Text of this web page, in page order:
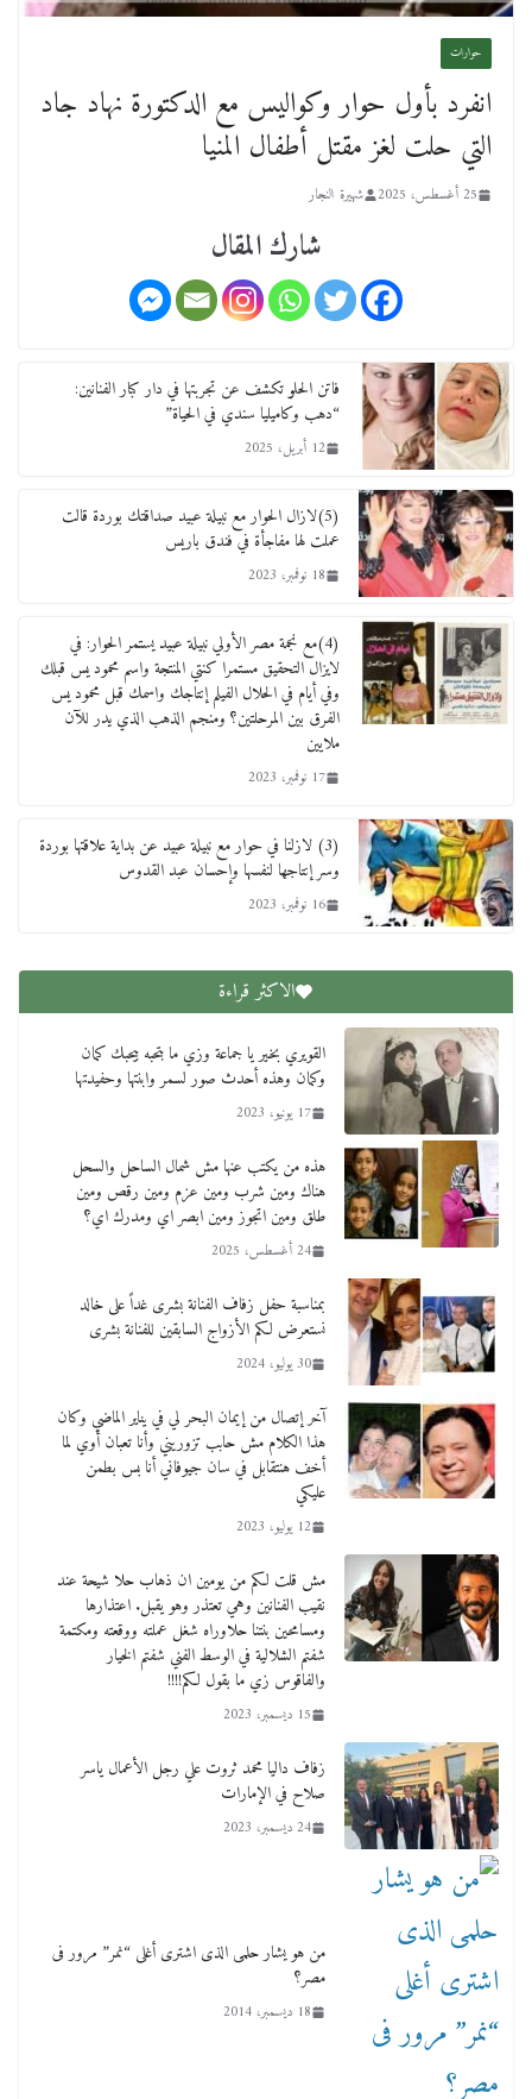
حوارات
انفرد بأول حوار وكواليس مع الدكتورة نهاد جاد
التي حلت لغز مقتل أطفال المنيا
25 أغسطس، 2025 شهيرة النجار
شارك المقال
فاتن الحلو تكشف عن تجربتها في دار كبار الفنانين:
“دهب وكاميليا سندي في الحياة”
12 أبريل، 2025
(5)لازال الحوار مع نبيلة عبيد صداقتك بوردة قالت
عملت لها مفاجأة في فندق باريس
18 نوفمبر، 2023
(4)مع نجمة مصر الأولي نبيلة عبيد يستمر الحوار: في
لايزال التحقيق مستمرا كنتي المنتجة واسم محمود يس قبلك
وفي أيام في الحلال الفيلم إنتاجك واسمك قبل محمود يس
الفرق بين المرحلتين؟ ومنجم الذهب الذي يدر للآن
ملايين
17 نوفمبر، 2023
(3) لازلنا في حوار مع نبيلة عبيد عن بداية علاقتها بوردة
وسر إنتاجها لنفسها وإحسان عبد القدوس
16 نوفمبر، 2023
الاكثر قراءة
القويري بخير يا جماعة وزي ما بتحبه بيحبك كمان
وكمان وهذه أحدث صور لسمر وابنتها وحفيدتها
17 يونيو، 2023
هذه من يكتب عنها مش شمال الساحل والسحل
هناك ومين شرب ومين عزم ومين رقص ومين
طلق ومين اتجوز ومين ابصر اي ومدرك اي؟
24 أغسطس، 2025
بمناسبة حفل زفاف الفنانة بشرى غداً على خالد
نستعرض لكم الأزواج السابقين للفنانة بشرى
30 يوليو، 2024
آخر إتصال من إيمان البحر لي في يناير الماضي وكان
هذا الكلام مش حابب تزوريني وأنا تعبان أوي لما
أخف هنتقابل في سان جيوفاني أنا بس بطمن
عليكي
12 يوليو، 2023
مش قلت لكم من يومين ان ذهاب حلا شيحة عند
نقيب الفنانين وهي تعتذر وهو يقبل. اعتذارها
ومسامحين بنتنا حلاوراه شغل عملته ووقعته ومكتمة
شفتم الشلالية في الوسط الفني شفتم الخيار
والفاقوس زي ما بقول لكم!!!!
15 ديسمبر، 2023
زفاف داليا محمد ثروت علي رجل الأعمال ياسر
صلاح في الإمارات
24 ديسمبر، 2023
من هو يشار حلمى الذى اشترى أغلى “نمر” مرور فى
مصر؟
18 ديسمبر، 2014